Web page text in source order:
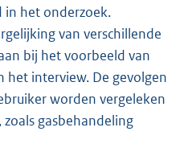
in het onderzoek.
van verschillende
bij het voorbeeld van
het interview. De gevolgen
worden vergeleken
gasbehandeling